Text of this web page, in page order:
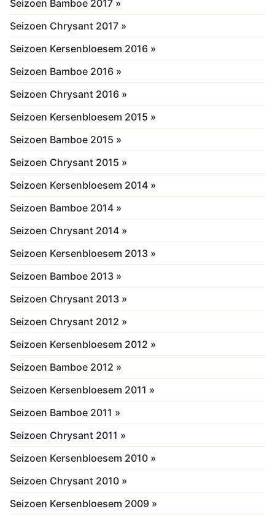
Seizoen Bamboe 2017 »
Seizoen Chrysant 2017 »
Seizoen Kersenbloesem 2016 »
Seizoen Bamboe 2016 »
Seizoen Chrysant 2016 »
Seizoen Kersenbloesem 2015 »
Seizoen Bamboe 2015 »
Seizoen Chrysant 2015 »
Seizoen Kersenbloesem 2014 »
Seizoen Bamboe 2014 »
Seizoen Chrysant 2014 »
Seizoen Kersenbloesem 2013 »
Seizoen Bamboe 2013 »
Seizoen Chrysant 2013 »
Seizoen Chrysant 2012 »
Seizoen Kersenbloesem 2012 »
Seizoen Bamboe 2012 »
Seizoen Kersenbloesem 2011 »
Seizoen Bamboe 2011 »
Seizoen Chrysant 2011 »
Seizoen Kersenbloesem 2010 »
Seizoen Chrysant 2010 »
Seizoen Kersenbloesem 2009 »